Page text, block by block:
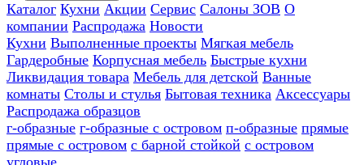
Каталог Кухни Акции Сервис Салоны ЗОВ О
компании Распродажа Новости
Кухни Выполненные проекты Мягкая мебель
Гардеробные Корпусная мебель Быстрые кухни
Ликвидация товара Мебель для детской Ванные
комнаты Столы и стулья Бытовая техника Аксессуары
Распродажа образцов
г-образные г-образные с островом п-образные прямые
прямые с островом с барной стойкой с островом
угловые